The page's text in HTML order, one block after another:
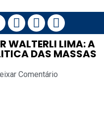
WALTERLI LIMA: A
DAS MASSAS
Comentário